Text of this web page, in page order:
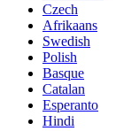
Czech
Afrikaans
Swedish
Polish
Basque
Catalan
Esperanto
Hindi